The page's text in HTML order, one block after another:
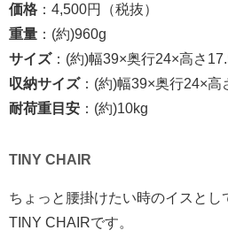
価格 ：4,500円（税抜）
重量 ：(約)960g
サイズ：(約)幅39×奥行24×高さ
収納サイズ：(約)幅39×奥行24×高
耐荷重目安 ：(約)10kg
TINY CHAIR
ちょっと腰掛けたい時のイスとし
TINY CHAIRです。